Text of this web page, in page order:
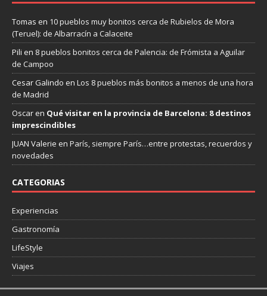
Tomas en 10 pueblos muy bonitos cerca de Rubielos de Mora
(Teruel): de Albarracín a Calaceite
Pili en 8 pueblos bonitos cerca de Palencia: de Frómista a Aguilar
de Campoo
Cesar Galindo en Los 8 pueblos más bonitos a menos de una hora
de Madrid
Oscaren Qué visitar en la provincia de Barcelona: 8 destinos
imprescindibles
JUAN Valerie en París, siempre París…entre protestas, recuerdos y
novedades
CATEGORIAS
Experiencias
Gastronomía
LifeStyle
Viajes